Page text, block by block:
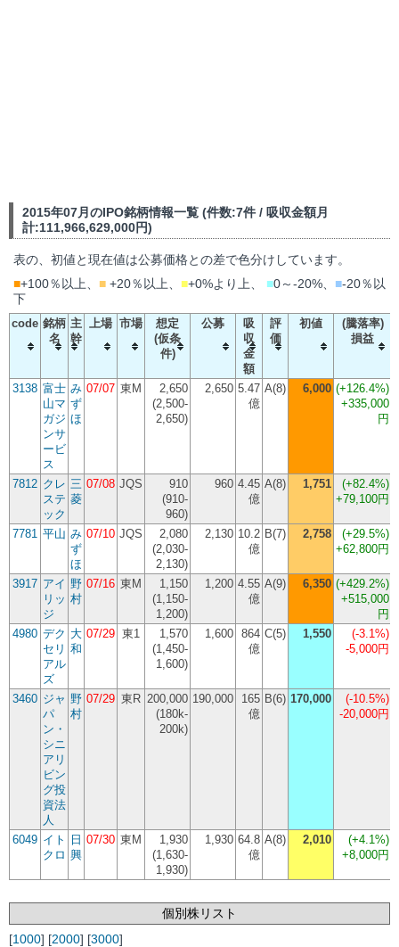
2015年07月のIPO銘柄情報一覧 (件数:7件 / 吸収金額月
計:111,966,629,000円)
表の、初値と現在値は公募価格との差で色分けしています。
■+100％以上、 ■ +20％以上、 ■+0%より上、 ■0～-20%、 ■-20％以
下
code 銘柄
名
主
幹
上場 市場
想定
(仮条
件)
公募
吸
収
金
額
評
価
初値
(騰落率)
損益
3138 富士
山マ
ガジ
ンサ
ービ
ス
み
ず
ほ
07/07 東M
2,650
(2,500-
2,650)
2,650 5.47
億
A(8) 6,000 (+126.4%)
+335,000
円
7812 クレ
ステ
ック
三
菱
07/08 JQS
910
(910-
960)
960 4.45
億
A(8) 1,751 (+82.4%)
+79,100円
7781 平山 み
ず
ほ
07/10 JQS
2,080
(2,030-
2,130)
2,130 10.2
億
B(7) 2,758 (+29.5%)
+62,800円
3917 アイ
リッ
ジ
野
村
07/16 東M
1,150
(1,150-
1,200)
1,200 4.55
億
A(9) 6,350 (+429.2%)
+515,000
円
4980 デク
セリ
アル
ズ
大
和
07/29 東1
1,570
(1,450-
1,600)
1,600 864
億
C(5) 1,550 (-3.1%)
-5,000円
3460 ジャ
パ
ン・
シニ
アリ
ビン
グ投
資法
人
野
村
07/29 東R 200,000
(180k-
200k)
190,000
165
億
B(6) 170,000 (-10.5%)
-20,000円
6049 イト
クロ
日
興
07/30 東M
1,930
(1,630-
1,930)
1,930 64.8
億
A(8) 2,010 (+4.1%)
+8,000円
個別株リスト
[1000] [2000] [3000]